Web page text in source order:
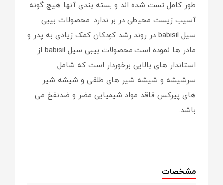
طور کامل تست شده اند و بسته بندی آنها هیچ گونه
آسیب زیست محیطی در بر ندارد. محصولات بیبی
سیل babisil در روند رشد کودکان کمک زیادی به پدر و
مادر ها نموده است.محصولات بیبی سیل babisil از
استاندار های بالایی برخوردار است که شامل
سرشیشه و شیشه شیر های طلقی و شیشه شیر
های پیرکس فاقد مواد شیمیایی مضر و ضدنفخ می
باشد.
مشخصات